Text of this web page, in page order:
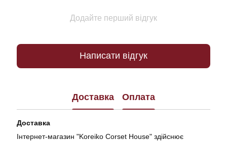
Додайте перший відгук
Написати відгук
Доставка Оплата
Доставка
Інтернет-магазин "Koreiko Corset House" здійснює